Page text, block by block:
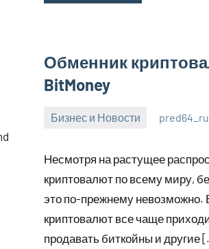
Обменник
BitMoney
Бизнес и Новости
2023
pred64_ru
Несмотря на растущее
криптовалют по всему миру,
это по-прежнему невозможно.
криптовалют все чаще
продавать биткойны и другие